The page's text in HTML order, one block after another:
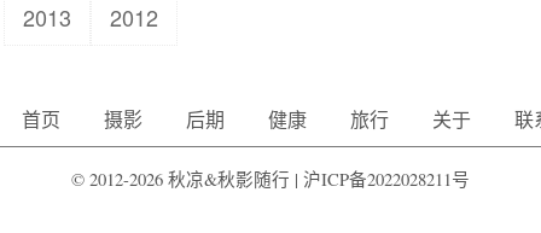
2013
2012
首页 摄影 后期 健康 旅行 关于 联
© 2012-2026 秋凉&秋影随行 | 沪ICP备2022028211号